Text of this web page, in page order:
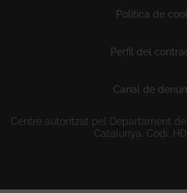
Política de
Perfil del
Canal de
Centre autoritzat pel Departament
Catalunya. Codi: